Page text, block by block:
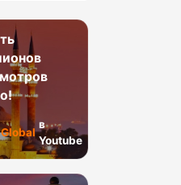
в
Youtube